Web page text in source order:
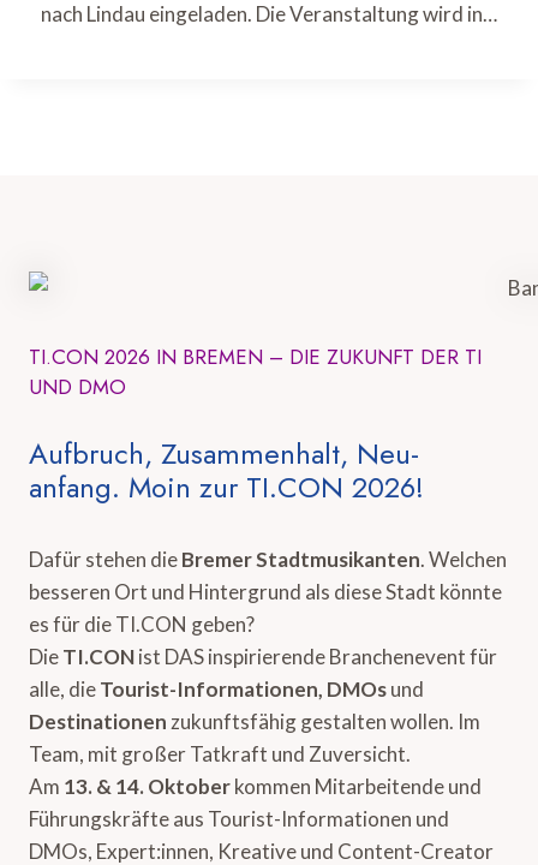
nach Lindau eingeladen. Die Veranstaltung wird in…
TI.CON 2026 IN BREMEN – DIE ZUKUNFT DER TI
UND DMO
Aufbruch, Zusammenhalt, Neu-
anfang. Moin zur TI.CON 2026!
Dafür stehen dieBremer Stadtmusikanten. Welchen
besseren Ort und Hintergrund als diese Stadt könnte
es für die TI.CON geben?
DieTI.CONist DAS inspirierende Branchenevent für
alle, dieTourist-Informationen, DMOsund
Destinationen zukunftsfähig gestalten wollen. Im
Team, mit großer Tatkraft und Zuversicht.
Am 13. & 14. Oktoberkommen Mitarbeitende und
Führungskräfte aus Tourist-Informationen und
DMOs, Expert:innen, Kreative und Content-Creator